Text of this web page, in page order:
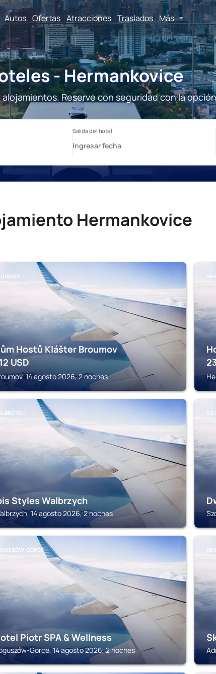
Autos Ofertas Atracciones Traslados Más
- Hermankovice
Reserve con seguridad con la
Hermankovice
Hostů Klášter Broumov
USD
14 agosto 2026, 2 noches
Styles Walbrzych
14 agosto 2026, 2 noches
GORCE
Piotr SPA & Wellness
Gorce, 14 agosto 2026, 2 noches